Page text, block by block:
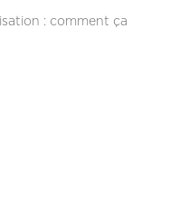
: comment ça